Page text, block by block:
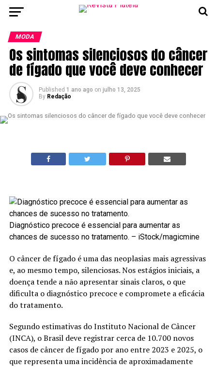
MODA
Os sintomas silenciosos do câncer
de fígado que você deve conhecer
Published 1 ano ago on julho 13, 2025
By Redação
Diagnóstico precoce é essencial para aumentar as
chances de sucesso no tratamento. – iStock/magicmine
O câncer de fígado é uma das neoplasias mais agressivas
e, ao mesmo tempo, silenciosas. Nos estágios iniciais, a
doença tende a não apresentar sinais claros, o que
dificulta o diagnóstico precoce e compromete a eficácia
do tratamento.
Segundo estimativas do Instituto Nacional de Câncer
(INCA), o Brasil deve registrar cerca de 10.700 novos
casos de câncer de fígado por ano entre 2023 e 2025, o
que representa uma incidência de aproximadamente